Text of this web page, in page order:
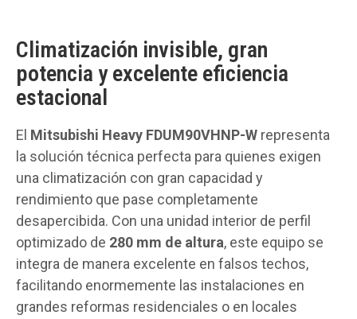
Climatización invisible, gran
potencia y excelente eficiencia
estacional
El Mitsubishi Heavy FDUM90VHNP-W representa
la solución técnica perfecta para quienes exigen
una climatización con gran capacidad y
rendimiento que pase completamente
desapercibida. Con una unidad interior de perfil
optimizado de 280 mm de altura, este equipo se
integra de manera excelente en falsos techos,
facilitando enormemente las instalaciones en
grandes reformas residenciales o en locales